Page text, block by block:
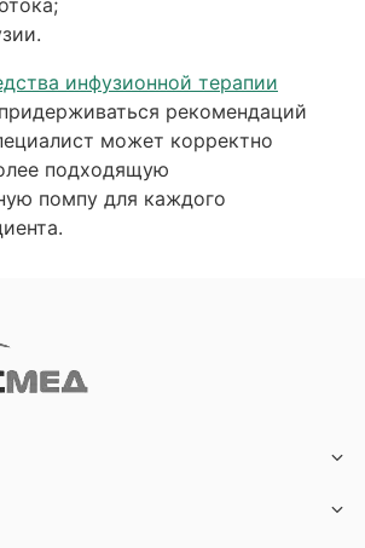
инфузионной терапии
рекомендаций
может корректно
подходящую
помпу для каждого